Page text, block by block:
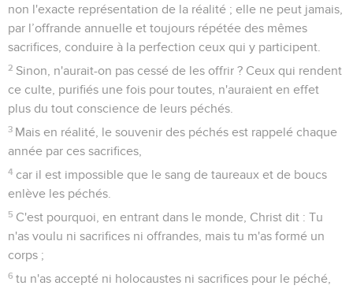
non l'exacte représentation de la réalité ; elle ne peut jamais,
par l’offrande annuelle et toujours répétée des mêmes
sacrifices, conduire à la perfection ceux qui y participent.
2 Sinon, n'aurait-on pas cessé de les offrir ? Ceux qui rendent
ce culte, purifiés une fois pour toutes, n'auraient en effet
plus du tout conscience de leurs péchés.
3 Mais en réalité, le souvenir des péchés est rappelé chaque
année par ces sacrifices,
4 car il est impossible que le sang de taureaux et de boucs
enlève les péchés.
5 C'est pourquoi, en entrant dans le monde, Christ dit : Tu
n'as voulu ni sacrifices ni offrandes, mais tu m'as formé un
corps ;
6 tu n'as accepté ni holocaustes ni sacrifices pour le péché,